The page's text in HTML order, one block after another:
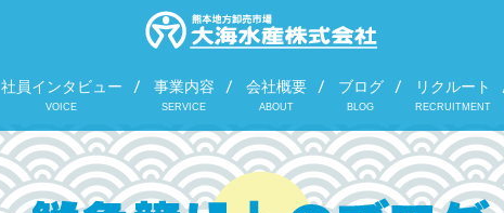
社員インタビュー
VOICE
事業内容
SERVICE
会社概要
ABOUT
ブログ
BLOG
リクルート
RECRUITMENT